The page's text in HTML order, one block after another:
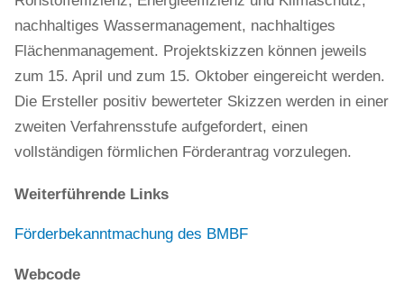
nachhaltiges Wassermanagement, nachhaltiges
Flächenmanagement. Projektskizzen können jeweils
zum 15. April und zum 15. Oktober eingereicht werden.
Die Ersteller positiv bewerteter Skizzen werden in einer
zweiten Verfahrensstufe aufgefordert, einen
vollständigen förmlichen Förderantrag vorzulegen.
Weiterführende Links
Förderbekanntmachung des BMBF
Webcode